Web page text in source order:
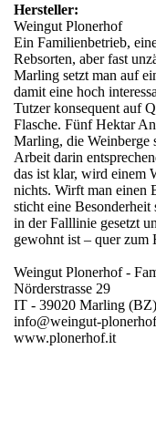
Hersteller:
Weingut Plonerhof
Ein Familienbetrieb,
Rebsorten, aber fast
Marling setzt man auf
damit eine hoch
Tutzer konsequent auf
Flasche. Fünf Hektar
Marling, die Weinberge
Arbeit darin
das ist klar, wird einem
nichts. Wirft man einen
sticht eine
in der Falllinie gesetzt
gewohnt ist – quer zum
Weingut Plonerhof -
Nörderstrasse 29
IT - 39020 Marling (BZ)
info@weingut-
www.plonerhof.it